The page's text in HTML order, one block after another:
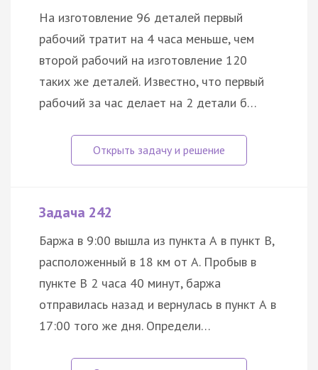
На изготовление 96 деталей первый
рабочий тратит на 4 часа меньше, чем
второй рабочий на изготовление 120
таких же деталей. Известно, что первый
рабочий за час делает на 2 детали б…
Задача 242
Баржа в 9:00 вышла из пункта А в пункт В,
расположенный в 18 км от А. Пробыв в
пункте В 2 часа 40 минут, баржа
отправилась назад и вернулась в пункт А в
17:00 того же дня. Определи…